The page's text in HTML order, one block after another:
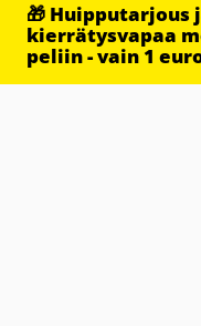
🎁 Huipputarjous
kierrätysvapaa
peliin - vain 1